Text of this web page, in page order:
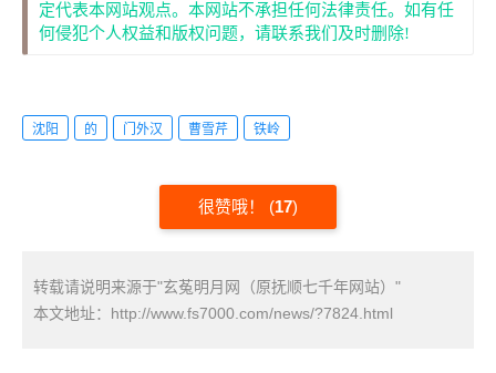
定代表本网站观点。本网站不承担任何法律责任。如有任
何侵犯个人权益和版权问题，请联系我们及时删除!
沈阳 的 门外汉 曹雪芹 铁岭
很赞哦！ (17)
转载请说明来源于"玄菟明月网（原抚顺七千年网站）"
本文地址： http://www.fs7000.com/news/?7824.html